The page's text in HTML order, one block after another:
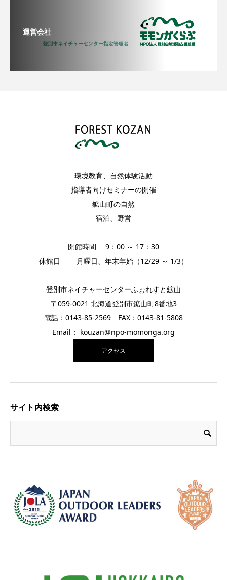
運営会社
環境教育、自然体験活動
指導者向けセミナーの開催
鉱山町の自然
宿泊、野営
開館時間 9：00 ～ 17：30
休館日 月曜日、年末年始（12/29 ～ 1/3）
登別市ネイチャーセンターふぉれすと鉱山
〒059-0021 北海道登別市鉱山町8番地3
電話：0143-85-2569 FAX：0143-81-5808
Email： kouzan@npo-momonga.org
アクセス
サイト内検索